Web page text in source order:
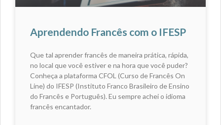
Aprendendo Francês com o IFESP
Que tal aprender francês de maneira prática, rápida,
no local que você estiver e na hora que você puder?
Conheça a plataforma CFOL (Curso de Francês On
Line) do IFESP (Instituto Franco Brasileiro de Ensino
do Francês e Português). Eu sempre achei o idioma
francês encantador.